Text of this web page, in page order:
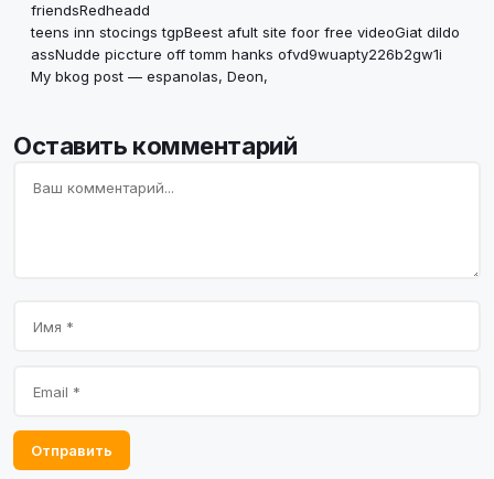
friendsRedheadd
teens inn stocings tgpBeest afult site foor free videoGiat dildo
assNudde piccture off tomm hanks ofvd9wuapty226b2gw1i
My bkog post — espanolas, Deon,
Оставить комментарий
Отправить